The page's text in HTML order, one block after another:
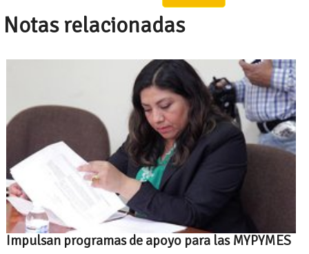
Notas relacionadas
Impulsan programas de apoyo para las MYPYMES